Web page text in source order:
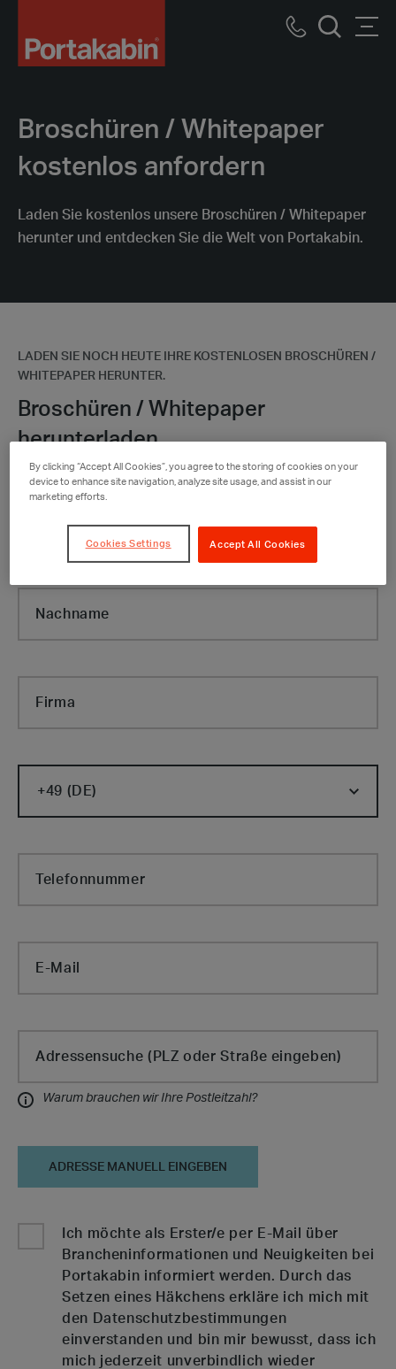
Call
Broschüren / Whitepaper
kostenlos anfordern
Laden Sie kostenlos unsere Broschüren / Whitepaper
herunter und entdecken Sie die Welt von Portakabin.
LADEN SIE NOCH HEUTE IHRE KOSTENLOSEN BROSCHÜREN /
WHITEPAPER HERUNTER.
Broschüren / Whitepaper
herunterladen
Vorname
Nachname
Firma
Telefonnummer
E-Mail
Cabin Type
Adressensuche (PLZ oder Straße eingeben)
Warum brauchen wir Ihre Postleitzahl?
ADRESSE MANUELL EINGEBEN
Ich möchte als Erster/e per E-Mail über
Brancheninformationen und Neuigkeiten bei
Portakabin informiert werden. Durch das
Setzen eines Häkchens erkläre ich mich mit
den Datenschutzbestimmungen
einverstanden und bin mir bewusst, dass ich
mich jederzeit unverbindlich wieder
By clicking “Accept All Cookies”, you agree to the storing of cookies on your
device to enhance site navigation, analyze site usage, and assist in our
marketing efforts.
Accept All Cookies
Cookies Settings